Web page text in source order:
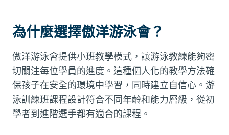
為什麼選擇傲洋游泳會？
傲洋游泳會提供小班教學模式，讓游泳教練能夠密
切關注每位學員的進度。這種個人化的教學方法確
保孩子在安全的環境中學習，同時建立自信心。游
泳訓練班課程設計符合不同年齡和能力層級，從初
學者到進階選手都有適合的課程。